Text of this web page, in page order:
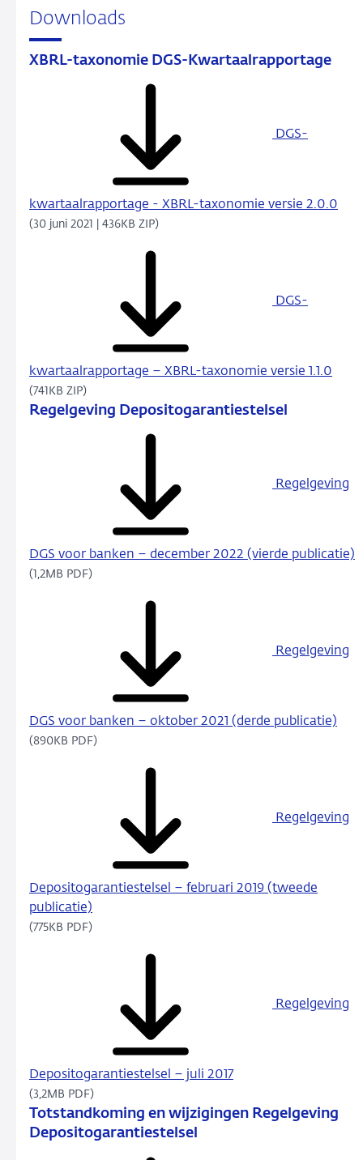
Downloads
XBRL-taxonomie DGS-Kwartaalrapportage
DGS-
kwartaalrapportage - XBRL-taxonomie versie 2.0.0
(30 juni 2021 | 436KB ZIP)
DGS-
kwartaalrapportage – XBRL-taxonomie versie 1.1.0
(741KB ZIP)
Regelgeving Depositogarantiestelsel
Regelgeving
DGS voor banken – december 2022 (vierde publicatie)
(1,2MB PDF)
Regelgeving
DGS voor banken – oktober 2021 (derde publicatie)
(890KB PDF)
Regelgeving
Depositogarantiestelsel – februari 2019 (tweede
publicatie)
(775KB PDF)
Regelgeving
Depositogarantiestelsel – juli 2017
(3,2MB PDF)
Totstandkoming en wijzigingen Regelgeving
Depositogarantiestelsel